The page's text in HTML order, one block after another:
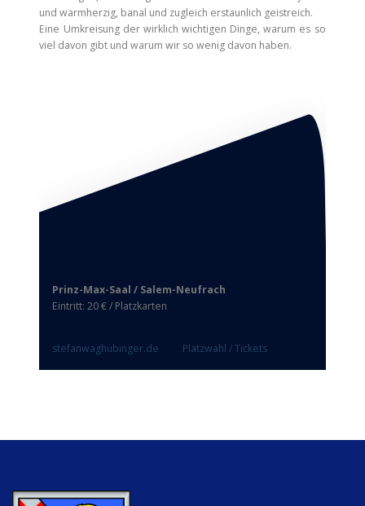
und warmherzig, banal und zugleich erstaunlich geistreich.
Eine Umkreisung der wirklich wichtigen Dinge, warum es so
viel davon gibt und warum wir so wenig davon haben.
Prinz-Max-Saal / Salem-Neufrach
Eintritt: 20 € / Platzkarten
stefanwaghubinger.de Platzwahl / Tickets